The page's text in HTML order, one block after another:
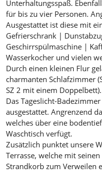
Unterhaltungsspaß.
für bis zu vier Personen.
Ausgestattet ist diese mit
Gefrierschrank |
Geschirrspülmaschine |
Wasserkocher und vielen
Durch einen kleinen Flur
charmanten Schlafzimmer
SZ 2 mit einem Doppelbett).
Das Tageslicht-
ausgestattet. Angrenzend
welches über eine
Waschtisch verfügt.
Zusätzlich punktet unsere
Terrasse, welche mit
Strandkorb zum Verweilen